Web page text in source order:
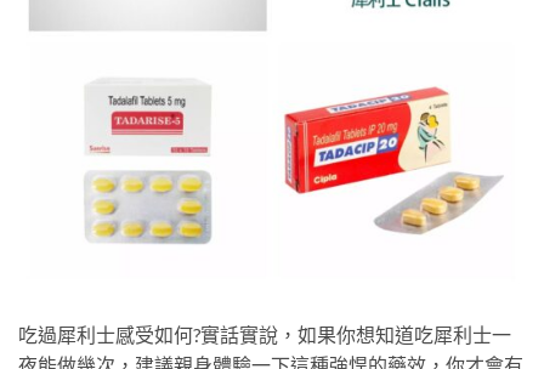
吃過犀利士感受如何?實話實說，如果你想知道吃犀利士一
夜能做幾次，建議親身體驗一下這種強悍的藥效，你才會有